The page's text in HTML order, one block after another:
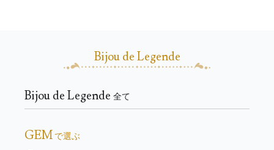
Bijou de Legende
Bijou de Legende 全て
GEM で選ぶ